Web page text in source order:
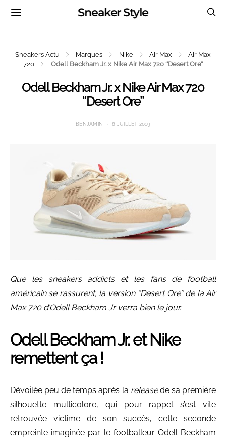
Sneaker Style
Sneakers Actu Marques Nike Air Max
Air Max
720
Odell Beckham Jr. x Nike Air Max 720 ‘’Desert Ore’’
Odell Beckham Jr. x Nike Air Max 720
‘’Desert Ore’’
BENJAMIN 8 JUILLET 2019
Que les sneakers addicts et les fans de football
américain se rassurent, la version ‘’Desert Ore’’ de la Air
Max 720 d’Odell Beckham Jr verra bien le jour.
Odell Beckham Jr. et Nike
remettent ça !
Dévoilée peu de temps après la releasede sa première
silhouette multicolore, qui pour rappel s’est vite
retrouvée victime de son succès, cette seconde
empreinte imaginée par le footballeur Odell Beckham